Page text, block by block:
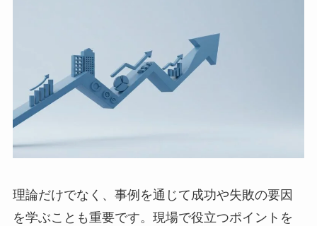
理論だけでなく、事例を通じて成功や失敗の要因
を学ぶことも重要です。現場で役立つポイントを